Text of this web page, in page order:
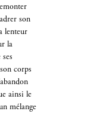
son
lenteur
la
corps
ainsi le
mélange